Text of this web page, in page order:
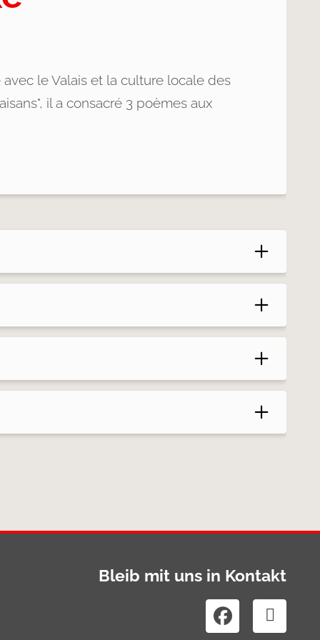
le Valais et la culture locale des
il a consacré 3 poèmes aux
Bleib mit uns in Kontakt
 